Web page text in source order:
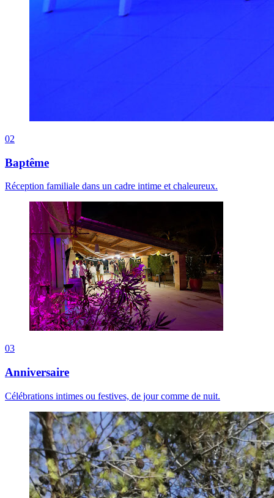
02
Baptême
Réception familiale dans un cadre intime et chaleureux.
03
Anniversaire
Célébrations intimes ou festives, de jour comme de nuit.